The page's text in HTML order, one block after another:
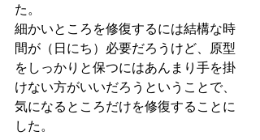
た。
細かいところを修復するには結構な時
間が（日にち）必要だろうけど、原型
をしっかりと保つにはあんまり手を掛
けない方がいいだろうということで、
気になるところだけを修復することに
した。